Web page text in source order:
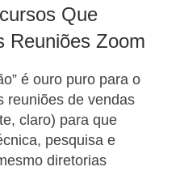
Que
Reuniões Zoom
é ouro puro para o
reuniões de vendas
claro) para que
pesquisa e
diretorias